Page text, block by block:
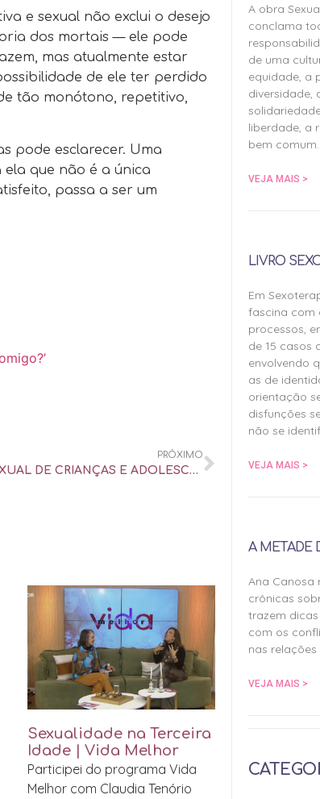
e sexual não exclui o desejo
dos mortais — ele pode
mas atualmente estar
de ele ter perdido
tão monótono, repetitivo,
pode esclarecer. Uma
que não é a única
passa a ser um
PRÓXIMO
EDUCAÇÃO SEXUAL DE CRIANÇAS E ADOLESCENTES: O QUE OS PAIS PRECISAM SABER – UOL UNIVERSA
Sexualidade na Terceira
Idade | Vida Melhor
Participei do programa Vida
Melhor com Claudia Tenório
A obra
conclama
de uma
equidade, a
diversidade,
liberdade, a
bem comum.
VEJA MAIS >
LIVRO
Em
fascina com
processos,
de 15 casos
envolvendo
as de
orientação
disfunções
não se
VEJA MAIS >
A METADE
Ana Canosa
crônicas
trazem
com os
nas
VEJA MAIS >